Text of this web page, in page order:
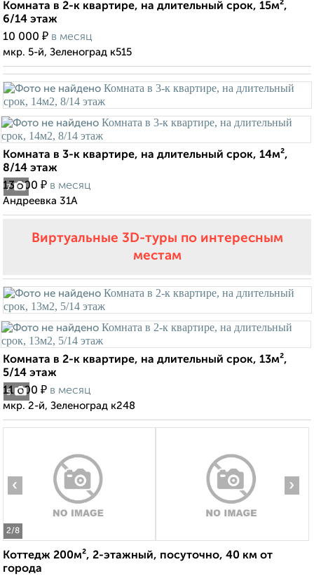
Комната в 2-к квартире, на длительный срок, 15м²,
6/14 этаж
10 000 ₽ в месяц
мкр. 5-й, Зеленоград к515
7
Комната в 3-к квартире, на длительный срок, 14м²,
8/14 этаж
13 500 ₽ в месяц
Андреевка 31А
Виртуальные 3D-туры по интересным
местам
5
Комната в 2-к квартире, на длительный срок, 13м²,
5/14 этаж
11 000 ₽ в месяц
мкр. 2-й, Зеленоград к248
2/8
‹ ›
Коттедж 200м², 2-этажный, посуточно, 40 км от
города